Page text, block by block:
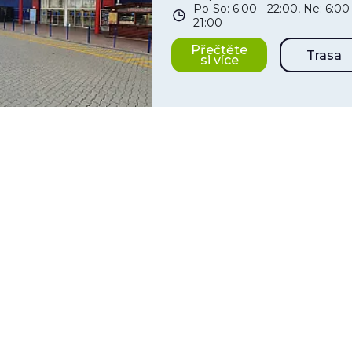
Po-So: 6:00 - 22:00, Ne: 6:00
21:00
Přečtěte
si více Trasa